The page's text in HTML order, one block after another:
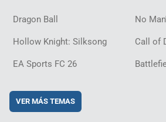
Dragon Ball No
Hollow Knight: Silksong Call of
EA Sports FC 26
VER MÁS TEMAS